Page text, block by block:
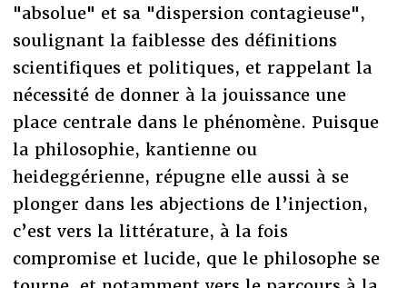
"absolue" et sa "dispersion contagieuse",
soulignant la faiblesse des définitions
scientifiques et politiques, et rappelant la
nécessité de donner à la jouissance une
place centrale dans le phénomène. Puisque
la philosophie, kantienne ou
heideggérienne, répugne elle aussi à se
plonger dans les abjections de l’injection,
c’est vers la littérature, à la fois
compromise et lucide, que le philosophe se